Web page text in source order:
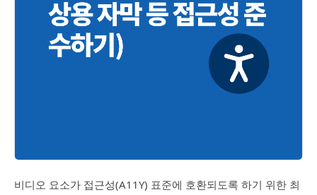
비디오 요소가 접근성(A11Y) 표준에 호환되도록 하기 위한 최